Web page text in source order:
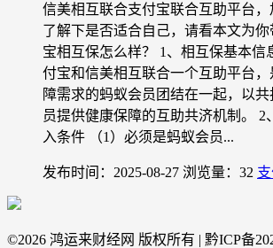
信美相互联合支付宝联合互助平台
了解下是否适合自己，请看本文为
宝相互保怎么样？ 1、相互保基本信
付宝和信美相互联合一个互助平台
障需求的蚂蚁会员团结在一起，以
员提供健康保障的互助共济机制。 2
入条件 （1）必须是蚂蚁会员...
发布时间：2025-08-27 浏览量：32
©2026 鸿运来财经网 版权所有 | 黔ICP备